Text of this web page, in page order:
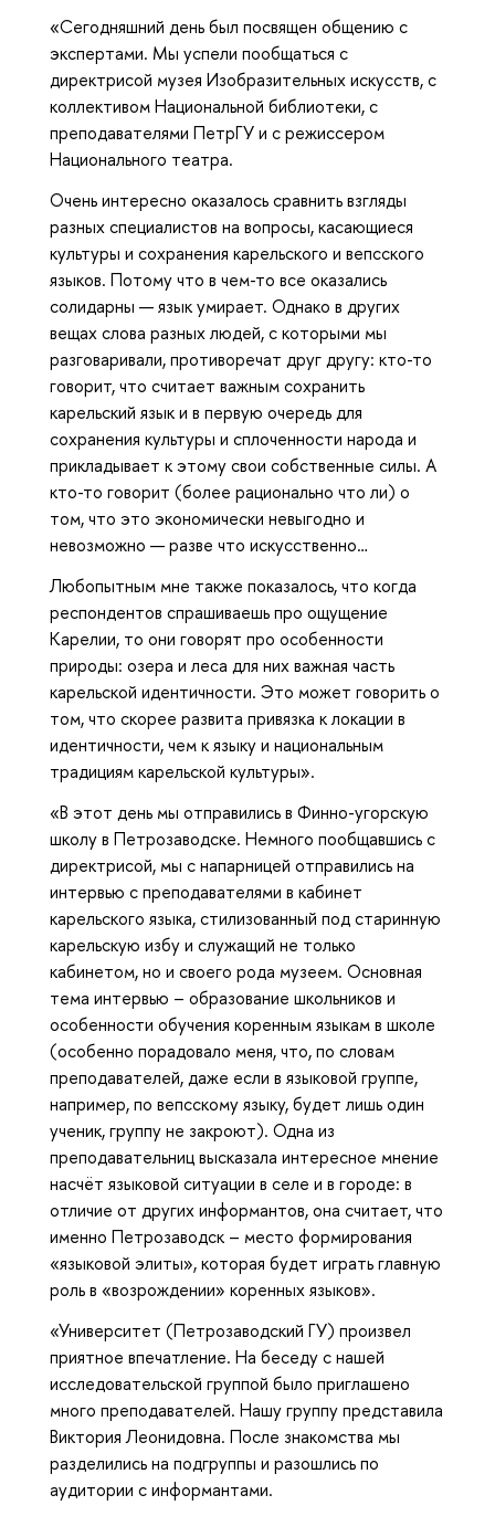
«Сегодняшний день был посвящен общению с
экспертами. Мы успели пообщаться с
директрисой музея Изобразительных искусств, с
коллективом Национальной библиотеки, с
преподавателями ПетрГУ и с режиссером
Национального театра.
Очень интересно оказалось сравнить взгляды
разных специалистов на вопросы, касающиеся
культуры и сохранения карельского и вепсского
языков. Потому что в чем-то все оказались
солидарны — язык умирает. Однако в других
вещах слова разных людей, с которыми мы
разговаривали, противоречат друг другу: кто-то
говорит, что считает важным сохранить
карельский язык и в первую очередь для
сохранения культуры и сплоченности народа и
прикладывает к этому свои собственные силы. А
кто-то говорит (более рационально что ли) о
том, что это экономически невыгодно и
невозможно — разве что искусственно…
Любопытным мне также показалось, что когда
респондентов спрашиваешь про ощущение
Карелии, то они говорят про особенности
природы: озера и леса для них важная часть
карельской идентичности. Это может говорить о
том, что скорее развита привязка к локации в
идентичности, чем к языку и национальным
традициям карельской культуры».
«В этот день мы отправились в Финно-угорскую
школу в Петрозаводске. Немного пообщавшись с
директрисой, мы с напарницей отправились на
интервью с преподавателями в кабинет
карельского языка, стилизованный под старинную
карельскую избу и служащий не только
кабинетом, но и своего рода музеем. Основная
тема интервью – образование школьников и
особенности обучения коренным языкам в школе
(особенно порадовало меня, что, по словам
преподавателей, даже если в языковой группе,
например, по вепсскому языку, будет лишь один
ученик, группу не закроют). Одна из
преподавательниц высказала интересное мнение
насчёт языковой ситуации в селе и в городе: в
отличие от других информантов, она считает, что
именно Петрозаводск – место формирования
«языковой элиты», которая будет играть главную
роль в «возрождении» коренных языков».
«Университет (Петрозаводский ГУ) произвел
приятное впечатление. На беседу с нашей
исследовательской группой было приглашено
много преподавателей. Нашу группу представила
Виктория Леонидовна. После знакомства мы
разделились на подгруппы и разошлись по
аудитории с информантами.